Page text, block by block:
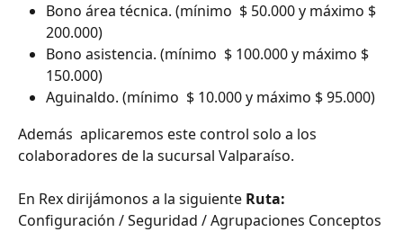
Bono área técnica. (mínimo  $ 50.000 y máximo $
200.000)
Bono asistencia. (mínimo  $ 100.000 y máximo $
150.000)
Aguinaldo. (mínimo  $ 10.000 y máximo $ 95.000)
Además  aplicaremos este control solo a los
colaboradores de la sucursal Valparaíso.
En Rex dirijámonos a la siguiente Ruta:
Configuración / Seguridad / Agrupaciones Conceptos